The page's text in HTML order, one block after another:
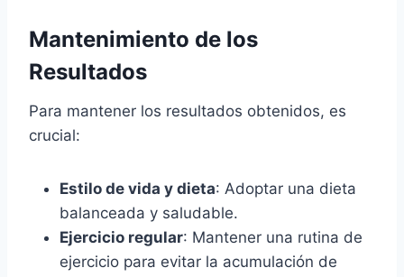
Mantenimiento de los
Resultados
Para mantener los resultados obtenidos, es
crucial:
Estilo de vida y dieta: Adoptar una dieta
balanceada y saludable.
Ejercicio regular: Mantener una rutina de
ejercicio para evitar la acumulación de